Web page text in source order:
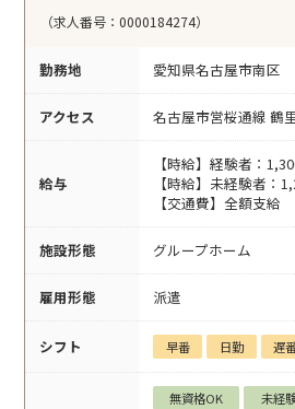
（求人番号：0000184274）
勤務地 愛知県名古屋市南区
アクセス 名古屋市営桜通線 鶴
給与
【時給】経験者：
【時給】未経験者：
【交通費】全額支給
施設形態 グループホーム
雇用形態 派遣
シフト 早番 日勤 遅
無資格OK
未経